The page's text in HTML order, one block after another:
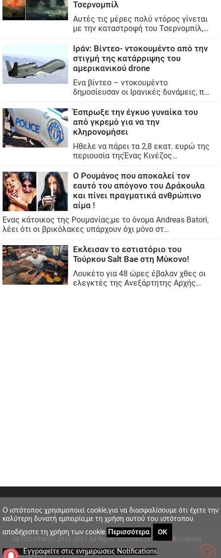
AETOS NEWS © 2016-2017. All Rights Reserved.SITE MAP Πολιτική
απορρήτου
O ιστότοπος χρησιμοποιεί cookie,για να διασφαλίσουμε ότι έχετε την
καλύτερη δυνατή εμπειρία,με τη χρήση αυτού του ιστότοπου
αποδέχεστε τη χρήση των cookie.
Περισσότερα ΟΚ
_ Εγγραφείτε στις ενημερώσεις Notifications